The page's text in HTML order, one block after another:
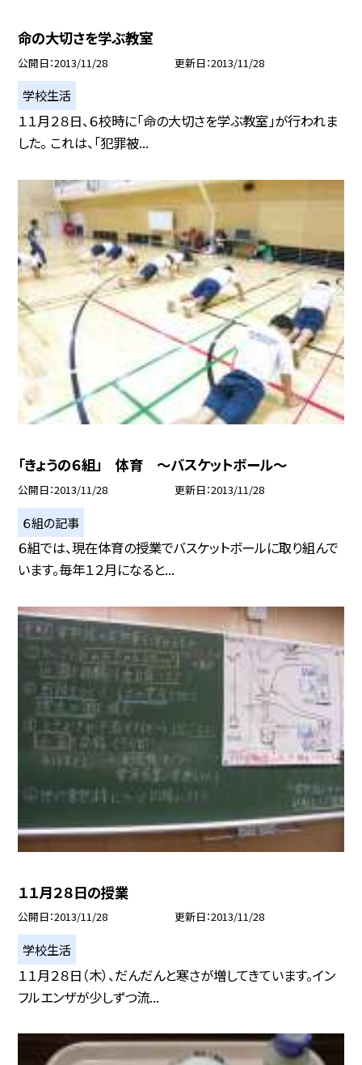
命の大切さを学ぶ教室
公開日 2013/11/28 更新日 2013/11/28
学校生活
１１月２８日、６校時に「命の大切さを学ぶ教室」が行われま
した。 これは、「犯罪被...
「きょうの６組」 体育 〜バスケットボール〜
公開日 2013/11/28 更新日 2013/11/28
６組の記事
６組では、現在体育の授業でバスケットボールに取り組んで
います。毎年１２月になると...
１１月２８日の授業
公開日 2013/11/28 更新日 2013/11/28
学校生活
１１月２８日（木）、だんだんと寒さが増してきています。イン
フルエンザが少しずつ流...